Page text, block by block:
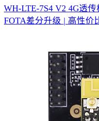
WH-LTE-7S4 V2 4G透传
FOTA差分升级 | 高性价